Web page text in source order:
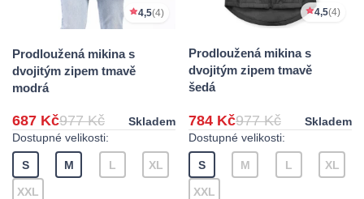
4,5(4)
Prodloužená mikina s
dvojitým zipem tmavě
modrá
687 Kč977 Kč
Skladem
Dostupné velikosti:
S M L XL
XXL
4,5(4)
Prodloužená mikina s
dvojitým zipem tmavě
šedá
784 Kč977 Kč
Skladem
Dostupné velikosti:
S M L XL
XXL